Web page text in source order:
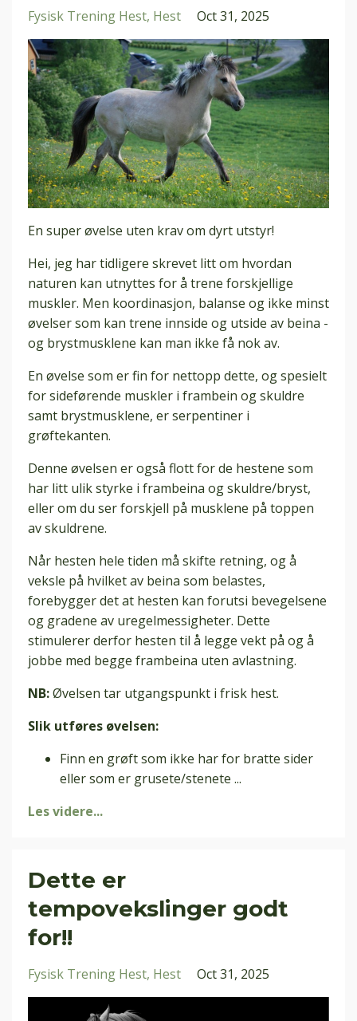
Fysisk Trening Hest Hest Oct 31, 2025
En super øvelse uten krav om dyrt utstyr!
Hei, jeg har tidligere skrevet litt om hvordan
naturen kan utnyttes for å trene forskjellige
muskler. Men koordinasjon, balanse og ikke minst
øvelser som kan trene innside og utside av beina -
og brystmusklene kan man ikke få nok av.
En øvelse som er fin for nettopp dette, og spesielt
for sideførende muskler i frambein og skuldre
samt brystmusklene, er serpentiner i
grøftekanten.
Denne øvelsen er også flott for de hestene som
har litt ulik styrke i frambeina og skuldre/bryst,
eller om du ser forskjell på musklene på toppen
av skuldrene.
Når hesten hele tiden må skifte retning, og å
veksle på hvilket av beina som belastes,
forebygger det at hesten kan forutsi bevegelsene
og gradene av uregelmessigheter. Dette
stimulerer derfor hesten til å legge vekt på og å
jobbe med begge frambeina uten avlastning.
NB:Øvelsen tar utgangspunkt i frisk hest.
Slik utføres øvelsen:
Finn en grøft som ikke har for bratte sider
eller som er grusete/stenete ...
Les videre...
Dette er
tempovekslinger godt
for!!
Fysisk Trening Hest Hest Oct 31, 2025